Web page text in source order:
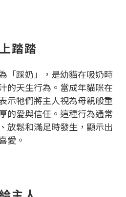
踏踏
「踩奶」，是幼貓在吸奶時
的天生行為。當成年貓咪在
示牠們將主人視為母親般重
的愛與信任。這種行為通常
放鬆和滿足時發生，顯示出
愛。